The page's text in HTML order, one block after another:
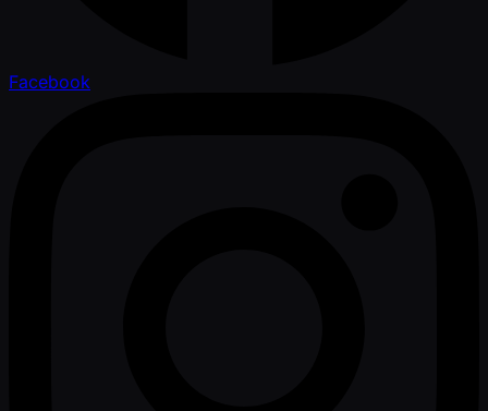
Facebook